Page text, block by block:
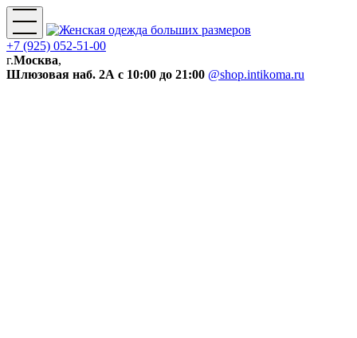
+7 (925) 052-51-00
г.Москва,
Шлюзовая наб. 2А с 10:00 до 21:00 @shop.intikoma.ru